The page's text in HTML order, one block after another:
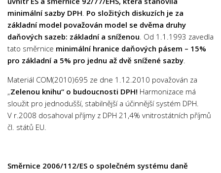
minimální sazby DPH. Po složitých diskuzích je za
základní model považován model se dvěma druhy
daňových sazeb: základní a sníženou. Od 1.1.1993 zavedla
tato směrnice minimální hranice daňových pásem – 15%
pro základní a 5% pro jednu až dvě snížené sazby.
Materiál COM(2010)695 ze dne 1.12.2010 považován za
„Zelenou knihu“ o budoucnosti DPH! Harmonizace má
sloužit pro jednodušší, stabilnější a účinnější systém DPH.
V r.2008 dosahoval příjmy z DPH 21,4% vnitrostátních příjmů
čl. států EU.
Směrnice 2006/112/ES o společném systému daně